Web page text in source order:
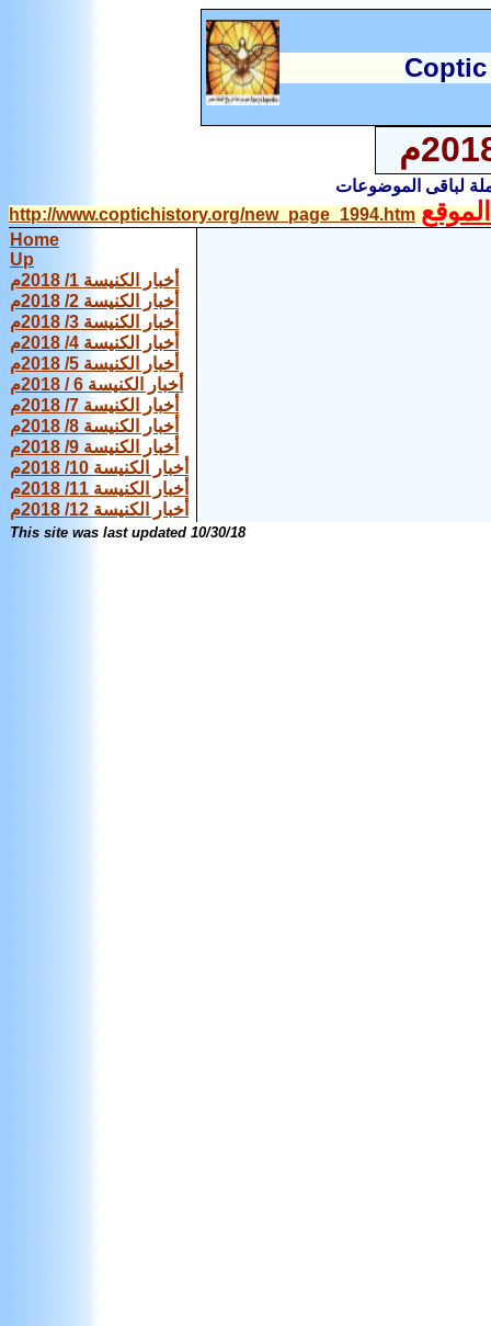
C
لباقى الموضوعات
http://www.coptichistory.org/new_page_1994.htm
Home
Up
أخبار الكنيسة 1/ 2018م
أخبار الكنيسة 2/ 2018م
أخبار الكنيسة 3/ 2018م
أخبار الكنيسة 4/ 2018م
أخبار الكنيسة 5/ 2018م
أخبار الكنيسة 6 / 2018م
أخبار الكنيسة 7/ 2018م
أخبار الكنيسة 8/ 2018م
أخبار الكنيسة 9/ 2018م
أخبار الكنيسة 10/ 2018م
أخبار الكنيسة 11/ 2018م
أخبار الكنيسة 12/ 2018م
This site was last updated 10/30/18